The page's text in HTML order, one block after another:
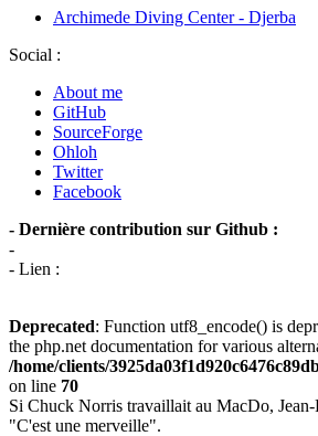
Archimede Diving Center - Djerba
Social :
About me
GitHub
SourceForge
Ohloh
Twitter
Facebook
- Dernière contribution sur Github :
-
- Lien :
Deprecated: Function utf8_encode() is
the php.net documentation for various
/home/clients/
on line 70
Si Chuck Norris travaillait au MacDo,
"C'est une merveille".